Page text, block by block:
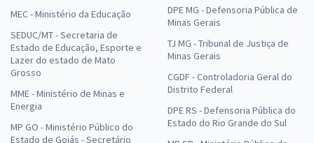
MEC - Ministério da Educação
SEDUC/MT - Secretaria de
Estado de Educação, Esporte e
Lazer do estado de Mato
Grosso
MME - Ministério de Minas e
Energia
MP GO - Ministério Público do
Estado de Goiás - Secretário
DPE MG - Defensoria Pública de
Minas Gerais
TJ MG - Tribunal de Justiça de
Minas Gerais
CGDF - Controladoria Geral do
Distrito Federal
DPE RS - Defensoria Pública do
Estado do Rio Grande do Sul